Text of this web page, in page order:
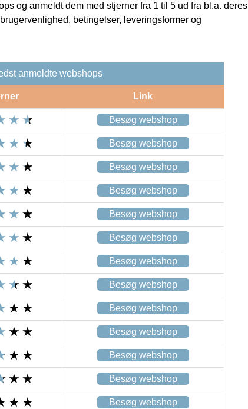
og anmeldt dem med stjerner fra 1 til 5 ud fra bl.a. deres
betingelser, leveringsformer og
anmeldte webshops
Link
Besøg webshop
Besøg webshop
Besøg webshop
Besøg webshop
Besøg webshop
Besøg webshop
Besøg webshop
Besøg webshop
Besøg webshop
Besøg webshop
Besøg webshop
Besøg webshop
Besøg webshop